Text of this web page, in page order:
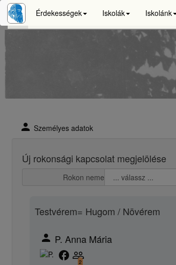
Érdekességek Iskolák Iskolánk
person Személyes adatok
Új rokonsági kapcsolat megjelölése
Rokon neme
Testvérem= Hugom / Növérem
person P. Anna Mária
facebook people_outline
2